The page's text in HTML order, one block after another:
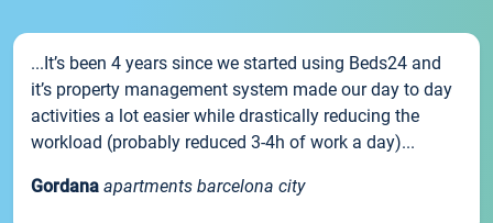
...It’s been 4 years since we started using Beds24 and
it’s property management system made our day to day
activities a lot easier while drastically reducing the
workload (probably reduced 3-4h of work a day)...
Gordana apartments barcelona city